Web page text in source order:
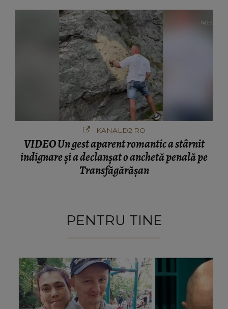
KANALD2.RO
VIDEO Un gest aparent romantic a stârnit
indignare și a declanșat o anchetă penală pe
Transfăgărășan
PENTRU TINE